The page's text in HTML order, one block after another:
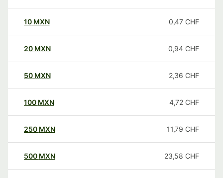
10 MXN 0,47 CHF
20 MXN 0,94 CHF
50 MXN 2,36 CHF
100 MXN 4,72 CHF
250 MXN 11,79 CHF
500 MXN 23,58 CHF